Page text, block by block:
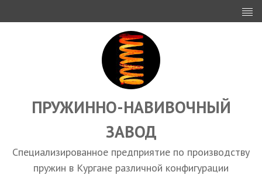
ИНВЕСТОРАМ
ПРОЕКТИРОВАНИЕ
ЭКСПОРТ
ЗАКУПКИ
КАЛЬКУЛЯТОР ПРУЖИН
Курган
ПРУЖИННО-НАВИВОЧНЫЙ
ЗАВОД
Специализированное предприятие по производству
пружин в Кургане различной конфигурации